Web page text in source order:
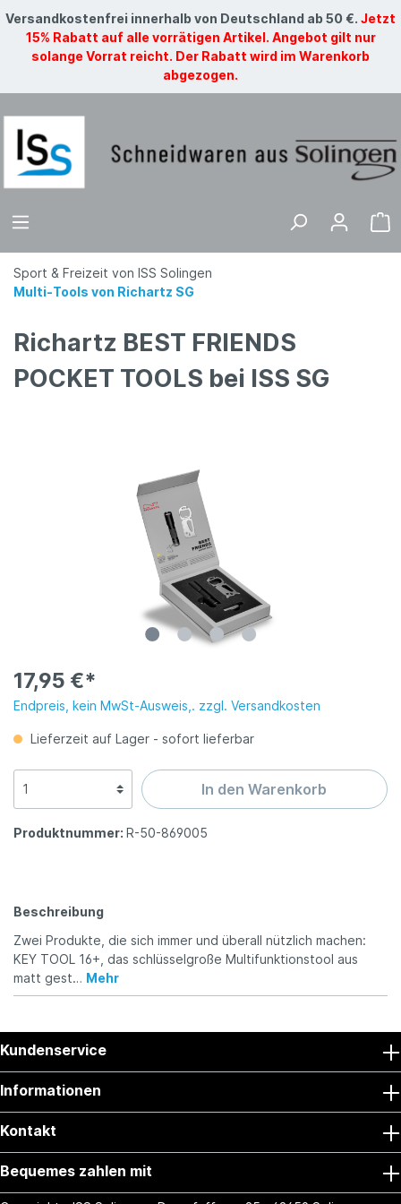
Versandkostenfrei innerhalb von Deutschland ab 50 €. Jetzt
15% Rabatt auf alle vorrätigen Artikel. Angebot gilt nur
solange Vorrat reicht. Der Rabatt wird im Warenkorb
abgezogen.
Sport & Freizeit von ISS Solingen
Multi-Tools von Richartz SG
Richartz BEST FRIENDS
POCKET TOOLS bei ISS SG
17,95 €*
Endpreis, kein MwSt-Ausweis,. zzgl. Versandkosten
Lieferzeit auf Lager - sofort lieferbar
In den Warenkorb
Produktnummer: R-50-869005
Beschreibung
Zwei Produkte, die sich immer und überall nützlich machen:
KEY TOOL 16+, das schlüsselgroße Multifunktionstool aus
matt gest… Mehr
Kundenservice
Informationen
Kontakt
Bequemes zahlen mit